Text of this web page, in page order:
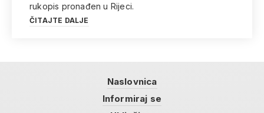
rukopis pronađen u Rijeci.
ČITAJTE DALJE
Naslovnica
Informiraj se